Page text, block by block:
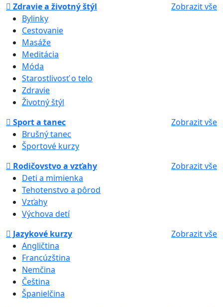
Zdravie a životný štýl
Zobrazit vše
Bylinky
Cestovanie
Masáže
Meditácia
Móda
Starostlivosť o telo
Zdravie
Životný štýl
Sport a tanec
Zobrazit vše
Brušný tanec
Športové kurzy
Rodičovstvo a vzťahy
Zobrazit vše
Deti a mimienka
Tehotenstvo a pôrod
Vzťahy
Výchova detí
Jazykové kurzy
Zobrazit vše
Angličtina
Francúzština
Nemčina
Čeština
Španielčina